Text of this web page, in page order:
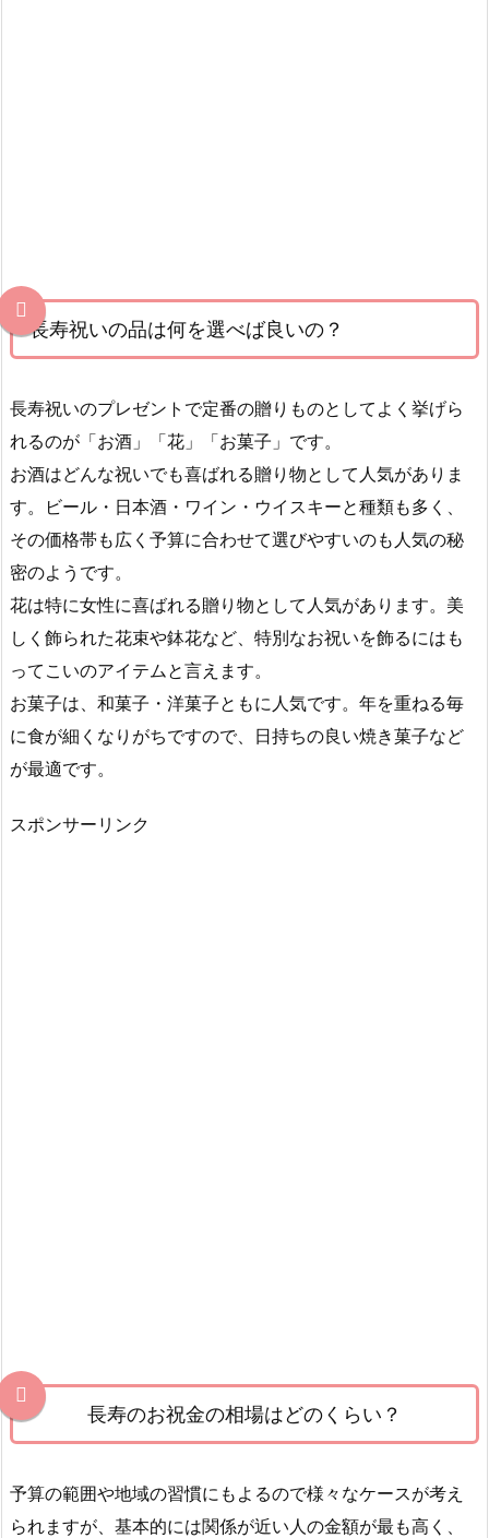
長寿祝いの品は何を選べば良いの？
長寿祝いのプレゼントで定番の贈りものとしてよく挙げら
れるのが「お酒」「花」「お菓子」です。
お酒はどんな祝いでも喜ばれる贈り物として人気がありま
す。ビール・日本酒・ワイン・ウイスキーと種類も多く、
その価格帯も広く予算に合わせて選びやすいのも人気の秘
密のようです。
花は特に女性に喜ばれる贈り物として人気があります。美
しく飾られた花束や鉢花など、特別なお祝いを飾るにはも
ってこいのアイテムと言えます。
お菓子は、和菓子・洋菓子ともに人気です。年を重ねる毎
に食が細くなりがちですので、日持ちの良い焼き菓子など
が最適です。
スポンサーリンク
長寿のお祝金の相場はどのくらい？
予算の範囲や地域の習慣にもよるので様々なケースが考え
られますが、基本的には関係が近い人の金額が最も高く、